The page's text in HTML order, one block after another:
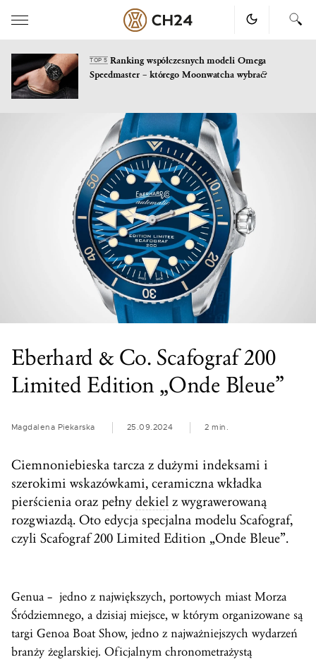
TOP 5Ranking współczesnych modeli Omega
Speedmaster – którego Moonwatcha wybrać?
Eberhard & Co. Scafograf 200
Limited Edition „Onde Bleue”
Magdalena Piekarska 25.09.2024 2 min.
Ciemnoniebieska tarcza z dużymi indeksami i
szerokimi wskazówkami, ceramiczna wkładka
pierścienia oraz pełny dekiel z wygrawerowaną
rozgwiazdą. Oto edycja specjalna modelu Scafograf,
czyli Scafograf 200 Limited Edition „Onde Bleue”.
Genua – jedno z największych, portowych miast Morza
Śródziemnego, a dzisiaj miejsce, w którym organizowane są
targi Genoa Boat Show, jedno z najważniejszych wydarzeń
branży żeglarskiej. Oficjalnym chronometrażystą